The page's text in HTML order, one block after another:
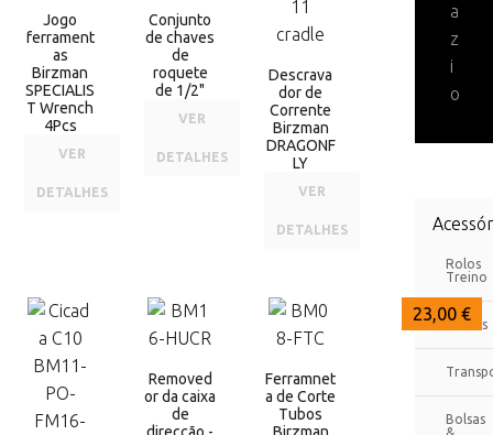
Jogo
ferrament
as
Birzman
SPECIALIS
T Wrench
4Pcs
VER
DETALHES
Conjunto
de chaves
de
roquete
de 1/2"
VER
DETALHES
Descrava
dor de
Corrente
Birzman
DRAGONF
LY
VER
DETALHES
27,50 €
25,00 €
Removed
or da caixa
de
23,00 €
Ferramnet
a de Corte
Tubos
a
z
i
o
Rolos
Treino
Bidons
Bolsas